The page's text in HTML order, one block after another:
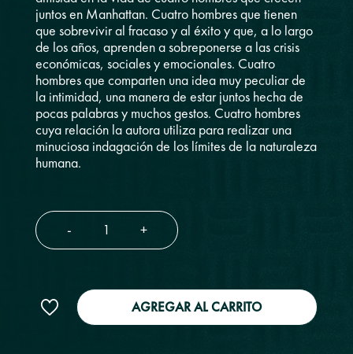
juntos en Manhattan. Cuatro hombres que tienen
que sobrevivir al fracaso y al éxito y que, a lo largo
de los años, aprenden a sobreponerse a las crisis
económicas, sociales y emocionales. Cuatro
hombres que comparten una idea muy peculiar de
la intimidad, una manera de estar juntos hecha de
pocas palabras y muchos gestos. Cuatro hombres
cuya relación la autora utiliza para realizar una
minuciosa indagación de los límites de la naturaleza
humana.
- +
AGREGAR AL CARRITO